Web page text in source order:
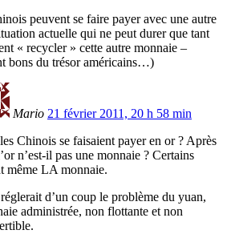
peuvent se faire payer avec une autre
actuelle qui ne peut durer que tant
« recycler » cette autre monnaie –
bons du trésor américains…)
Mario 21 février 2011, 20 h 58 min
Chinois se faisaient payer en or ? Après
n’est-il pas une monnaie ? Certains
même LA monnaie.
d’un coup le problème du yuan,
administrée, non flottante et non